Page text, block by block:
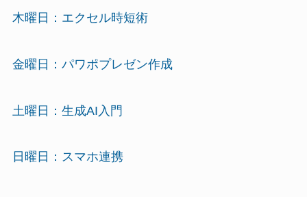
木曜日：エクセル時短術
金曜日：パワポプレゼン作成
土曜日：生成AI入門
日曜日：スマホ連携